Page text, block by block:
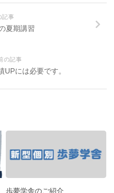
記事
夏期講習
の記事
UPには必要です。
歩夢学舎のご紹介